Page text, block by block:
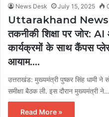
News Desk July 15, 2025
Uttarakhand News:
तकनीकी शिक्षा पर जोर: AI
कार्यक्रमों के साथ कैंपस
आयाम….
उत्तराखंड: मुख्यमंत्री पुष्कर सिंह धामी ने
समीक्षा बैठक ली. इस दौरान मुख्यमंत्री ने…
Read More »